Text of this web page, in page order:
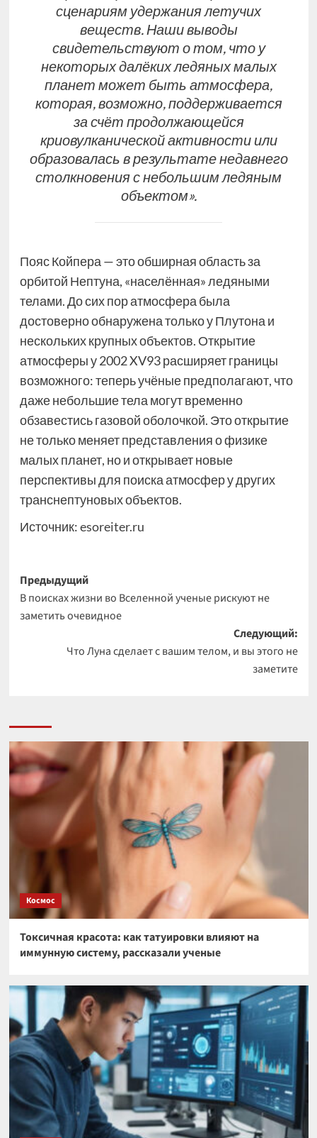
сценариям удержания летучих
веществ. Наши выводы
свидетельствуют о том, что у
некоторых далёких ледяных малых
планет может быть атмосфера,
которая, возможно, поддерживается
за счёт продолжающейся
криовулканической активности или
образовалась в результате недавнего
столкновения с небольшим ледяным
объектом».
Пояс Койпера — это обширная область за
орбитой Нептуна, «населённая» ледяными
телами. До сих пор атмосфера была
достоверно обнаружена только у Плутона и
нескольких крупных объектов. Открытие
атмосферы у 2002 XV93 расширяет границы
возможного: теперь учёные предполагают, что
даже небольшие тела могут временно
обзавестись газовой оболочкой. Это открытие
не только меняет представления о физике
малых планет, но и открывает новые
перспективы для поиска атмосфер у других
транснептуновых объектов.
Источник:esoreiter.ru
Навигация
записи
Предыдущий
В поисках жизни во Вселенной ученые рискуют не
заметить очевидное
Следующий:
Что Луна сделает с вашим телом, и вы этого не
заметите
Космос
Токсичная красота: как татуировки влияют на
иммунную систему, рассказали ученые